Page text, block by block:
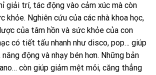
giải trí, tác động vào cảm xúc mà còn
Nghiên cứu của các nhà khoa học,
của tâm hồn và sức khỏe của con
có tiết tấu nhanh như disco, pop… giúp
động và nhạy bén hơn. Những bản
còn giúp giảm mệt mỏi, căng thẳng